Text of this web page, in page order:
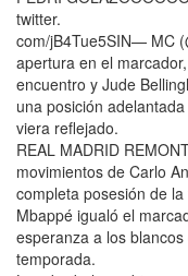
twitter.
com/jB4Tue5SIN— MC
apertura en el
encuentro y Jude
una posición
viera reflejado.
REAL MADRID
movimientos de Carlo
completa posesión de
Mbappé igualó el
esperanza a los
temporada.